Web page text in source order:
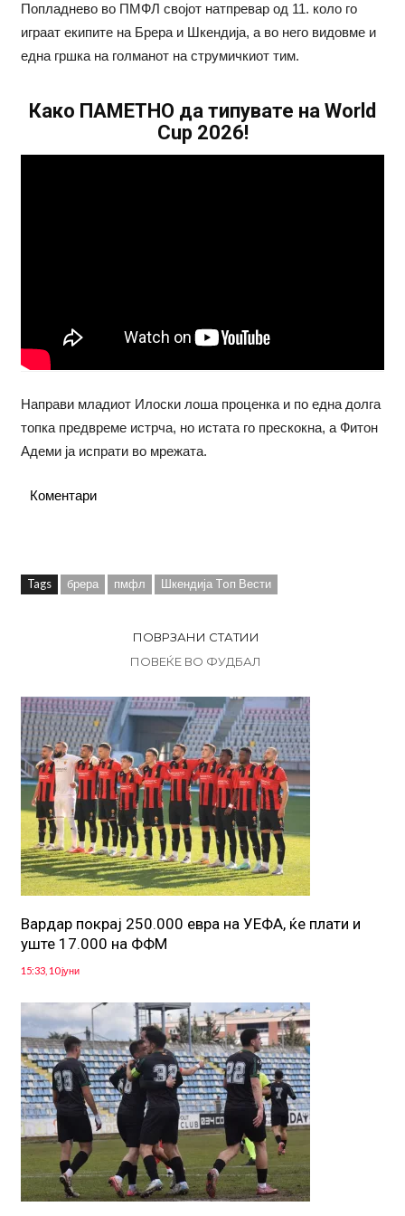
Попладнево во ПМФЛ својот натпревар од 11. коло го
играат екипите на Брера и Шкендија, а во него видовме и
една гршка на голманот на струмичкиот тим.
Како ПАМЕТНО да типувате на World
Cup 2026!
Направи младиот Илоски лоша проценка и по една долга
топка предвреме истрча, но истата го прескокна, а Фитон
Адеми ја испрати во мрежата.
Коментари
Tags брера пмфл Шкендија Toп Вести
ПОВРЗАНИ СТАТИИ
ПОВЕЌЕ ВО ФУДБАЛ
Вардар покрај 250.000 евра на УЕФА, ќе плати и
уште 17.000 на ФФМ
15:33, 10 јуни